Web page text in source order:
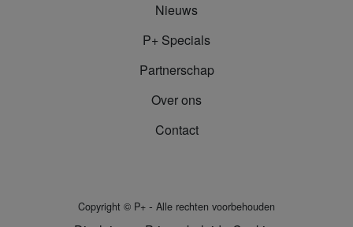
Nieuws
P+ Specials
Partnerschap
Over ons
Contact
Copyright © P+ - Alle rechten voorbehouden